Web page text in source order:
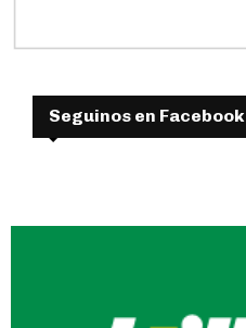
Seguinos en Facebook